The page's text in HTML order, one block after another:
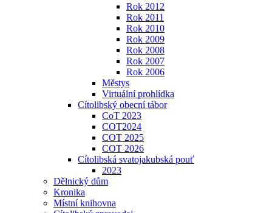
Rok 2012
Rok 2011
Rok 2010
Rok 2009
Rok 2008
Rok 2007
Rok 2006
Městys
Virtuální prohlídka
Cítolibský obecní tábor
CoT 2023
COT2024
COT 2025
COT 2026
Cítolibská svatojakubská pouť
2023
Dělnický dům
Kronika
Místní knihovna